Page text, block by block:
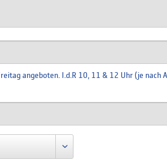
angeboten. I.d.R 10, 11 & 12 Uhr (je